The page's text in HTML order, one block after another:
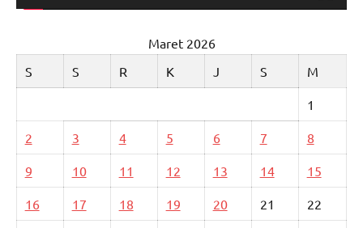
Maret 2026
S
S R K J S M
1
2 3 4 5 6 7 8
9 10 11 12 13 14 15
16 17 18 19 20 21 22